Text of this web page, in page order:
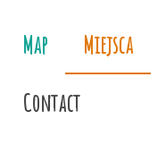
Map
Miejsca
Contact